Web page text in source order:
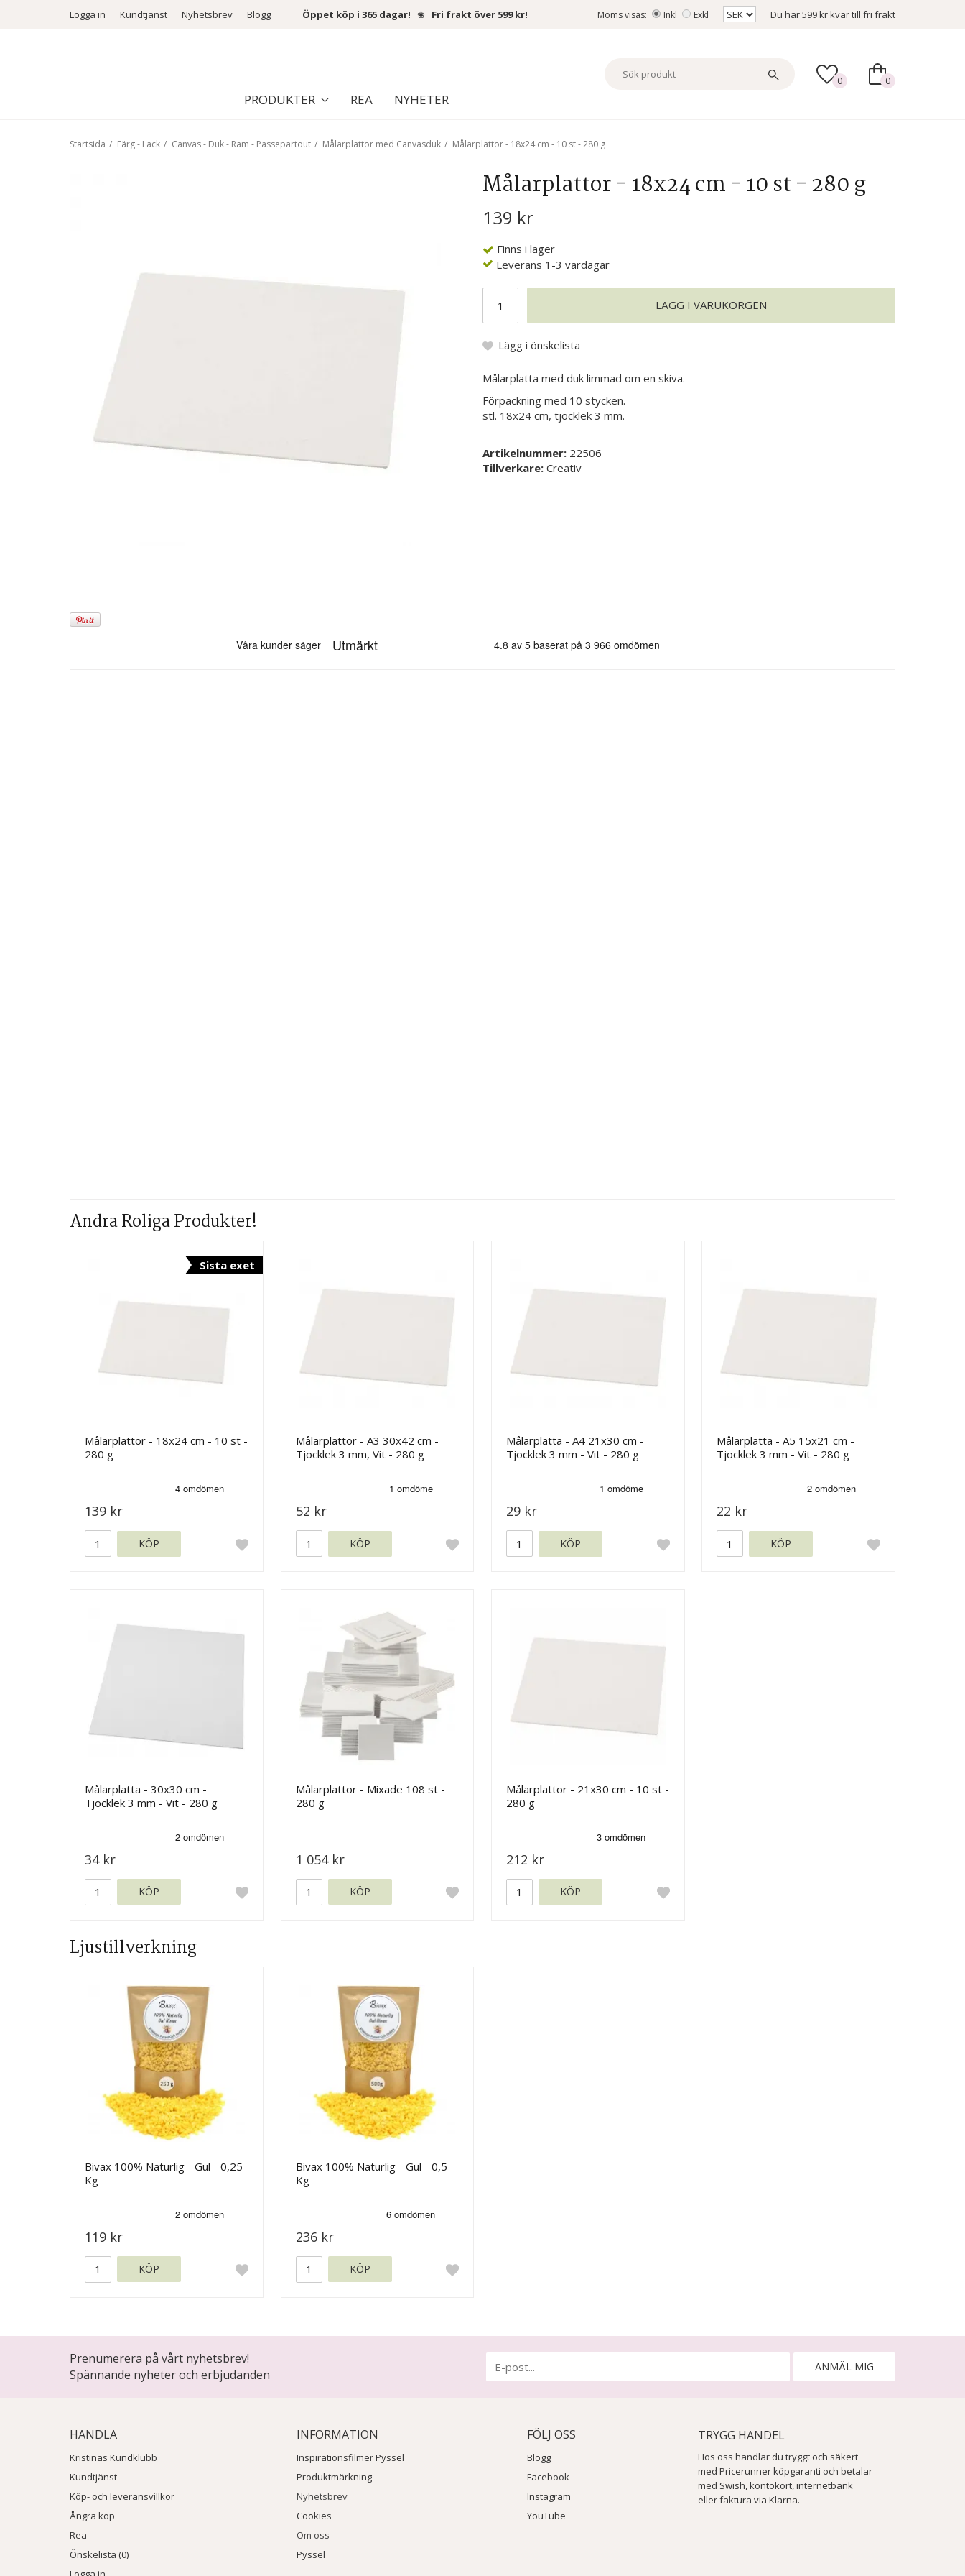
Logga in Kundtjänst Nyhetsbrev Blogg Öppet köp i 365 dagar! ❀ Fri frakt över 599 kr! Moms visas: Inkl Exkl Du har599 krkvar till fri frakt
PRODUKTER REA NYHETER
0 0
Startsida / Färg - Lack / Canvas - Duk - Ram - Passepartout / Målarplattor med Canvasduk / Målarplattor - 18x24 cm - 10 st - 280 g
Målarplattor - 18x24 cm - 10 st - 280 g
139 kr
Finns i lager
Leverans 1-3 vardagar
LÄGG I VARUKORGEN
Lägg i önskelista
Målarplatta med duk limmad om en skiva.
Förpackning med 10 stycken.
stl. 18x24 cm, tjocklek 3 mm.
Artikelnummer: 22506
Tillverkare: Creativ
Andra Roliga Produkter!
Sista exet
Målarplattor - 18x24 cm - 10 st -
280 g
139 kr
KÖP
Målarplattor - A3 30x42 cm -
Tjocklek 3 mm, Vit - 280 g
52 kr
KÖP
Målarplatta - A4 21x30 cm -
Tjocklek 3 mm - Vit - 280 g
29 kr
KÖP
Målarplatta - A5 15x21 cm -
Tjocklek 3 mm - Vit - 280 g
22 kr
KÖP
Målarplatta - 30x30 cm -
Tjocklek 3 mm - Vit - 280 g
34 kr
KÖP
Målarplattor - Mixade 108 st -
280 g
1 054 kr
KÖP
Målarplattor - 21x30 cm - 10 st -
280 g
212 kr
KÖP
Ljustillverkning
Bivax 100% Naturlig - Gul - 0,25
Kg
119 kr
KÖP
Bivax 100% Naturlig - Gul - 0,5
Kg
236 kr
KÖP
Prenumerera på vårt nyhetsbrev!
Spännande nyheter och erbjudanden
ANMÄL MIG
HANDLA
Kristinas Kundklubb
Kundtjänst
Köp- och leveransvillkor
Ångra köp
Rea
Önskelista (0)
INFORMATION
Inspirationsfilmer Pyssel
Produktmärkning
Nyhetsbrev
Cookies
Om oss
Pyssel
FÖLJ OSS
Blogg
Facebook
Instagram
YouTube
TRYGG HANDEL
Hos oss handlar du tryggt och säkert
med Pricerunner köpgaranti och betalar
med Swish, kontokort, internetbank
eller faktura via Klarna.